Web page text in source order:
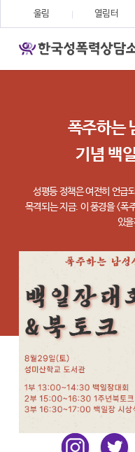
울림 열림터
폭주하는
기념 백
성평등 정책은 여전히 언급
목격되는 지금. 이 풍경을 <폭
있